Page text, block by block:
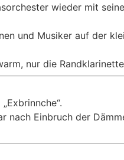
wieder mit
und Musiker auf der
nur die
nach Einbruch der